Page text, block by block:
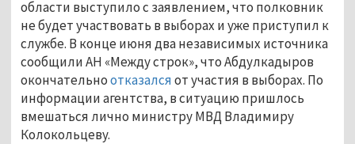
области выступило с заявлением, что полковник
не будет участвовать в выборах и уже приступил к
службе. В конце июня два независимых источника
сообщили АН «Между строк», что Абдулкадыров
окончательноотказалсяот участия в выборах. По
информации агентства, в ситуацию пришлось
вмешаться лично министру МВД Владимиру
Колокольцеву.